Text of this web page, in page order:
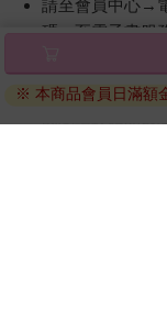
請至會員中心→
碼』至電子書服
因版權保護，您
的閱讀軟體開啟
※ 本商品會員日滿額